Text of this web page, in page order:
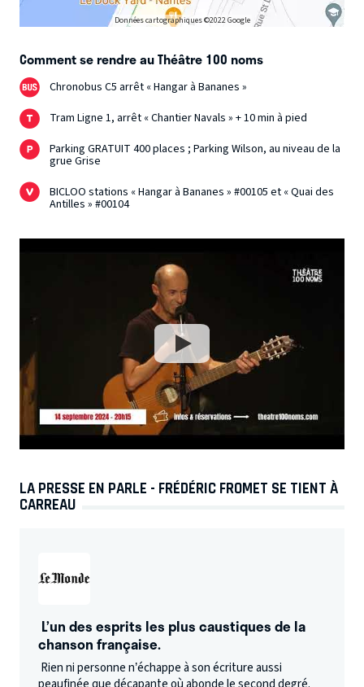
Données cartographiques ©2022 Google
Comment se rendre au Théâtre 100 noms
Chronobus C5 arrêt « Hangar à Bananes »
Tram Ligne 1, arrêt « Chantier Navals » + 10 min à pied
Parking GRATUIT 400 places ; Parking Wilson, au niveau de la
grue Grise
BICLOO stations « Hangar à Bananes » #00105 et « Quai des
Antilles » #00104
LA PRESSE EN PARLE - FRÉDÉRIC FROMET SE TIENT À
CARREAU
L’un des esprits les plus caustiques de la
chanson française.
Rien ni personne n’échappe à son écriture aussi